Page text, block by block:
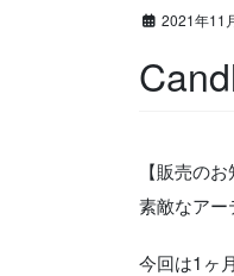
2021年11
【販売のお
素敵なアー
今回は1ヶ